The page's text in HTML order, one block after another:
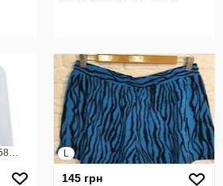
128, 134, 140, 146, 152, 158, 164 L
145 грн